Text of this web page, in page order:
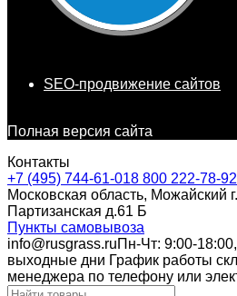
SEO-продвижение сайтов
Полная версия сайта
Контакты
+7 (495) 744-61-018 800 222-78-92
Московская область, Можайский
Партизанская д.61 Б
Пункты самовывоза
info@rusgrass.ruПн-Чт: 9:00-
выходные дни График работы
менеджера по телефону или